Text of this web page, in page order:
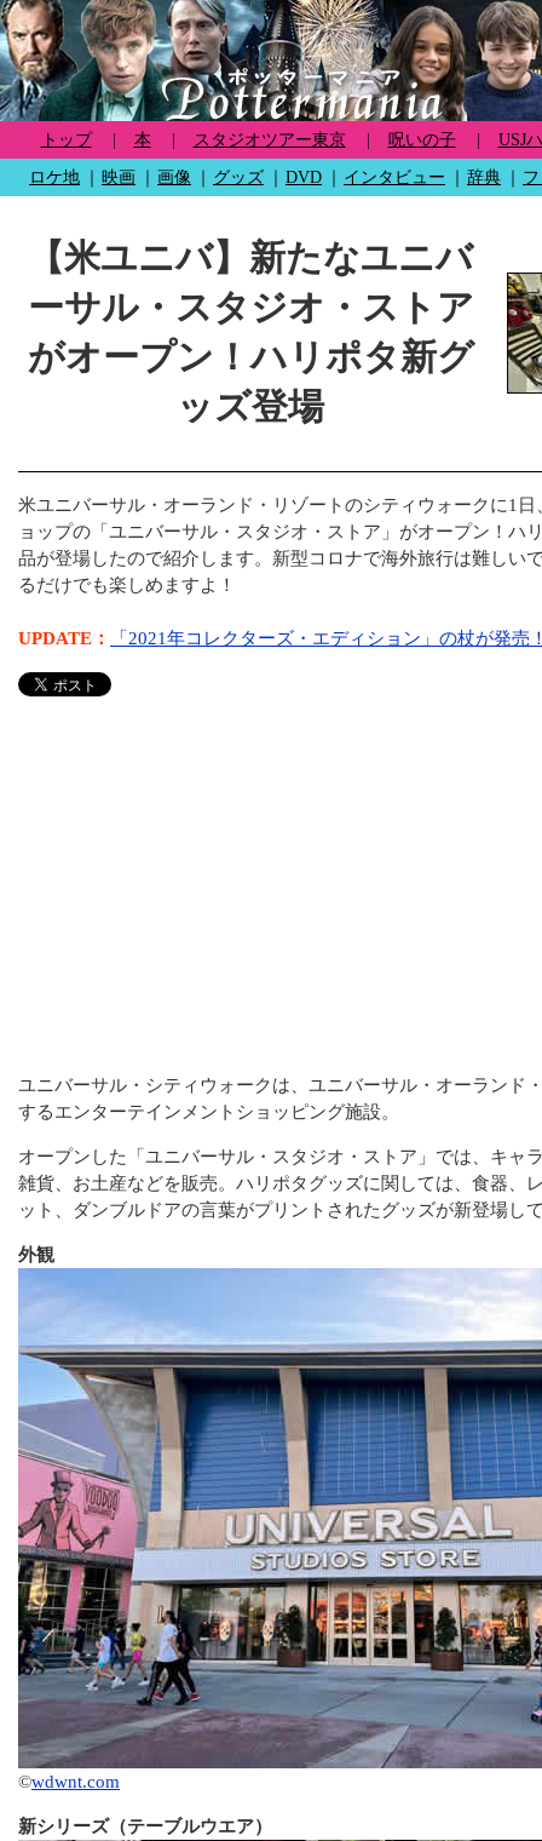
トップ 本 スタジオツアー東京 呪いの子 USJ
ロケ地 映画 画像 グッズ DVD インタビュー 辞典
【米ユニバ】新たなユニバ
ーサル・スタジオ・ストア
がオープン！ハリポタ新グ
ッズ登場
米ユニバーサル・オーランド・リゾートのシティウォークに1
ョップの「ユニバーサル・スタジオ・ストア」がオープン！ハ
品が登場したので紹介します。新型コロナで海外旅行は難しい
るだけでも楽しめますよ！
UPDATE： 「2021年コレクターズ・エディション」の杖が発売
ユニバーサル・シティウォークは、ユニバーサル・オーランド
するエンターテインメントショッピング施設。
オープンした「ユニバーサル・スタジオ・ストア」では、キャ
雑貨、お土産などを販売。ハリポタグッズに関しては、食器、
ット、ダンブルドアの言葉がプリントされたグッズが新登場し
外観
©wdwnt.com
新シリーズ（テーブルウエア）